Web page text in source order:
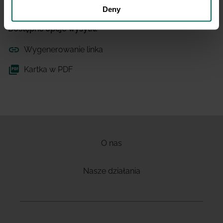
Deny
Dostępne opcje wysyłki:
Wygenerowanie linka
Kartka w PDF
O nas
Nasze działania